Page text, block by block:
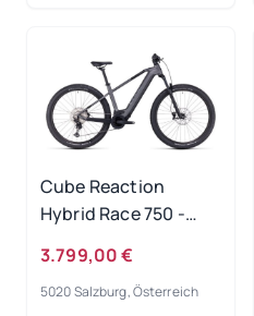
Cube Reaction
Hybrid Race 750 -
Rahmengröße: S
3.799,00 €
5020 Salzburg, Österreich